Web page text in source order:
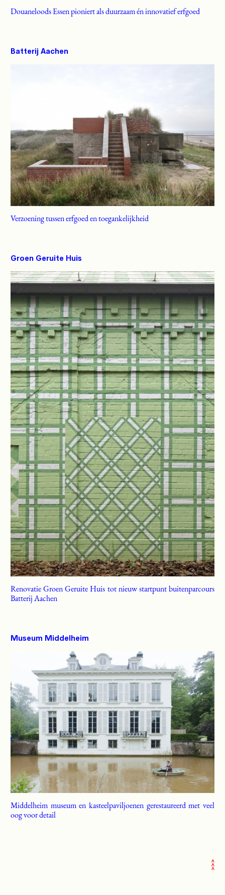
Douaneloods Essen pioniert als duurzaam én innovatief erfgoed
Batterij Aachen
Verzoening tussen erfgoed en toegankelijkheid
Groen Geruite Huis
Renovatie Groen Geruite Huis tot nieuw startpunt buitenparcours
Batterij Aachen
Museum Middelheim
Middelheim museum en kasteelpaviljoenen gerestaureerd met veel
oog voor detail